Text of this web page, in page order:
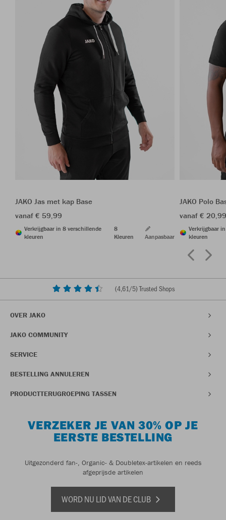
JAKO Jas met kap Base
vanaf € 59,99
Verkrijgbaar in 8 verschillende
kleuren
8
Kleuren
Aanpasbaar
JAKO Polo
vanaf €
Verkrijgbaar
kleuren
(4,61/5) Trusted Shops
OVER JAKO
JAKO COMMUNITY
SERVICE
BESTELLING ANNULEREN
PRODUCTTERUGROEPING TASSEN
VERZEKER JE VAN 30% OP JE
EERSTE BESTELLING
Uitgezonderd fan-, Organic- & Doubletex-artikelen en reeds
afgeprijsde artikelen
WORD NU LID VAN DE CLUB